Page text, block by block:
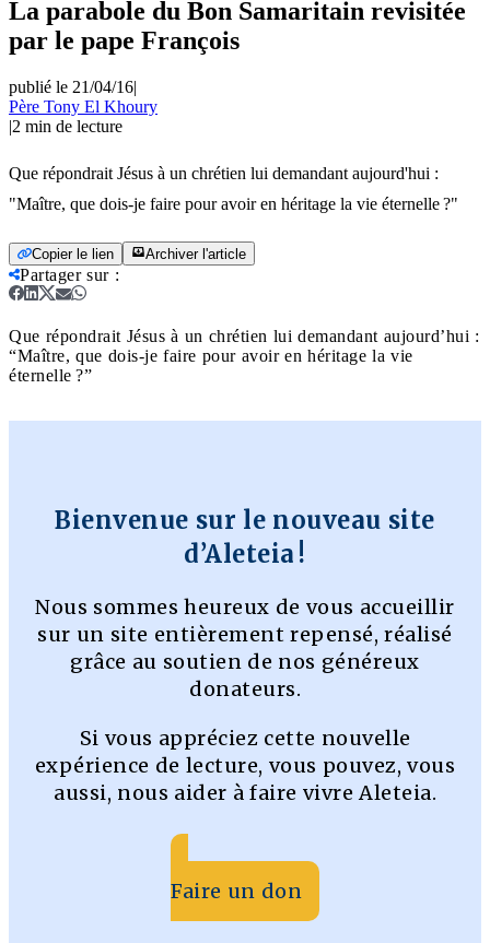
La parabole du Bon Samaritain revisitée
par le pape François
publié le 21/04/16|
Père Tony El Khoury
|2 min de lecture
Que répondrait Jésus à un chrétien lui demandant aujourd'hui :
"Maître, que dois-je faire pour avoir en héritage la vie éternelle ?"
Copier le lien Archiver l'article
Partager sur:
Que répondrait Jésus à un chrétien lui demandant aujourd’hui :
“Maître, que dois-je faire pour avoir en héritage la vie
éternelle ?”
Bienvenue sur le nouveau site
d’Aleteia !
Nous sommes heureux de vous accueillir
sur un site entièrement repensé, réalisé
grâce au soutien de nos généreux
donateurs.
Si vous appréciez cette nouvelle
expérience de lecture, vous pouvez, vous
aussi, nous aider à faire vivre Aleteia.
Faire un don